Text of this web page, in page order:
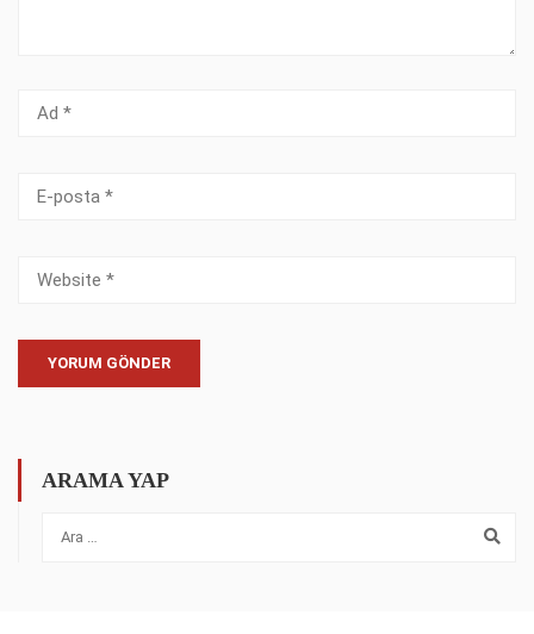
ARAMA YAP